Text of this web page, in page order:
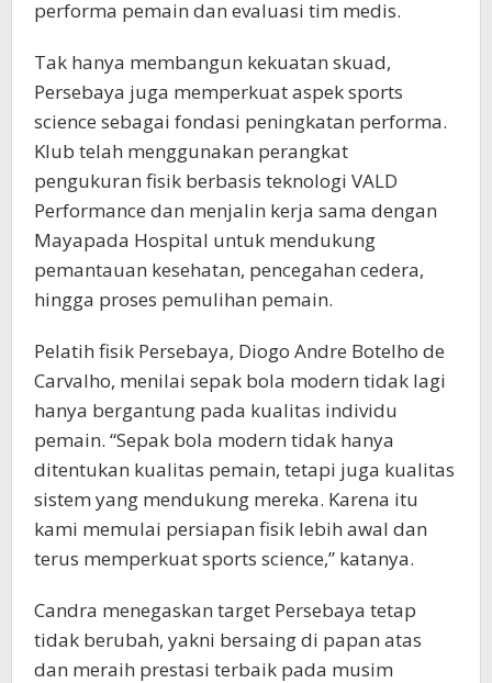
performa pemain dan evaluasi tim medis.
Tak hanya membangun kekuatan skuad,
Persebaya juga memperkuat aspek sports
science sebagai fondasi peningkatan performa.
Klub telah menggunakan perangkat
pengukuran fisik berbasis teknologi VALD
Performance dan menjalin kerja sama dengan
Mayapada Hospital untuk mendukung
pemantauan kesehatan, pencegahan cedera,
hingga proses pemulihan pemain.
Pelatih fisik Persebaya, Diogo Andre Botelho de
Carvalho, menilai sepak bola modern tidak lagi
hanya bergantung pada kualitas individu
pemain. “Sepak bola modern tidak hanya
ditentukan kualitas pemain, tetapi juga kualitas
sistem yang mendukung mereka. Karena itu
kami memulai persiapan fisik lebih awal dan
terus memperkuat sports science,” katanya.
Candra menegaskan target Persebaya tetap
tidak berubah, yakni bersaing di papan atas
dan meraih prestasi terbaik pada musim